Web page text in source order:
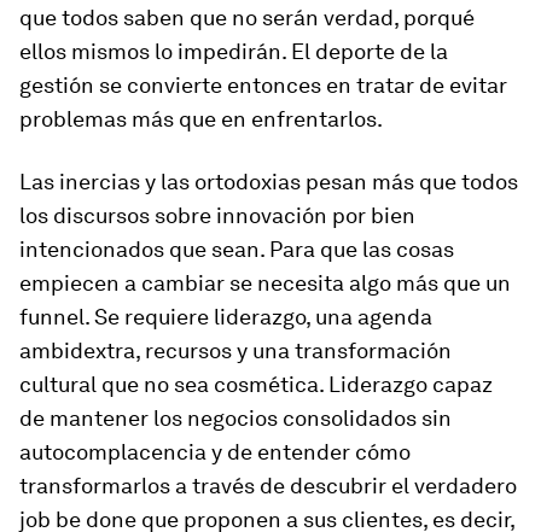
que todos saben que no serán verdad, porqué
ellos mismos lo impedirán. El deporte de la
gestión se convierte entonces en tratar de evitar
problemas más que en enfrentarlos.
Las inercias y las ortodoxias pesan más que todos
los discursos sobre innovación por bien
intencionados que sean. Para que las cosas
empiecen a cambiar se necesita algo más que un
funnel.Se requiere liderazgo, una agenda
ambidextra, recursos y una transformación
cultural que no sea cosmética. Liderazgo capaz
de mantener los negocios consolidados sin
autocomplacencia y de entender cómo
transformarlos a través de descubrir el verdadero
job be done que proponen a sus clientes, es decir,